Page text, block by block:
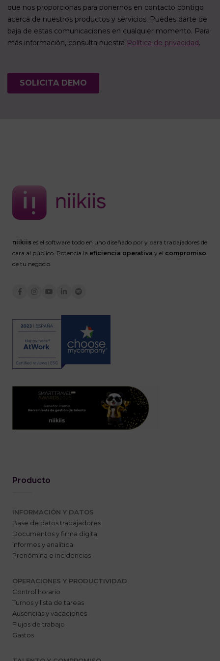
niikiis es el software todo en uno diseñado por y para trabajadores de
cara al público. Potencia la eficiencia operativa y el compromiso
de tu negocio.
Producto
INFORMACIÓN Y DATOS
Base de datos trabajadores
Documentos y firma digital
Informes y analítica
Prenómina e incidencias
OPERACIONES Y PRODUCTIVIDAD
Control horario
Turnos y lista de tareas
Ausencias y vacaciones
Flujos de trabajo
Gastos